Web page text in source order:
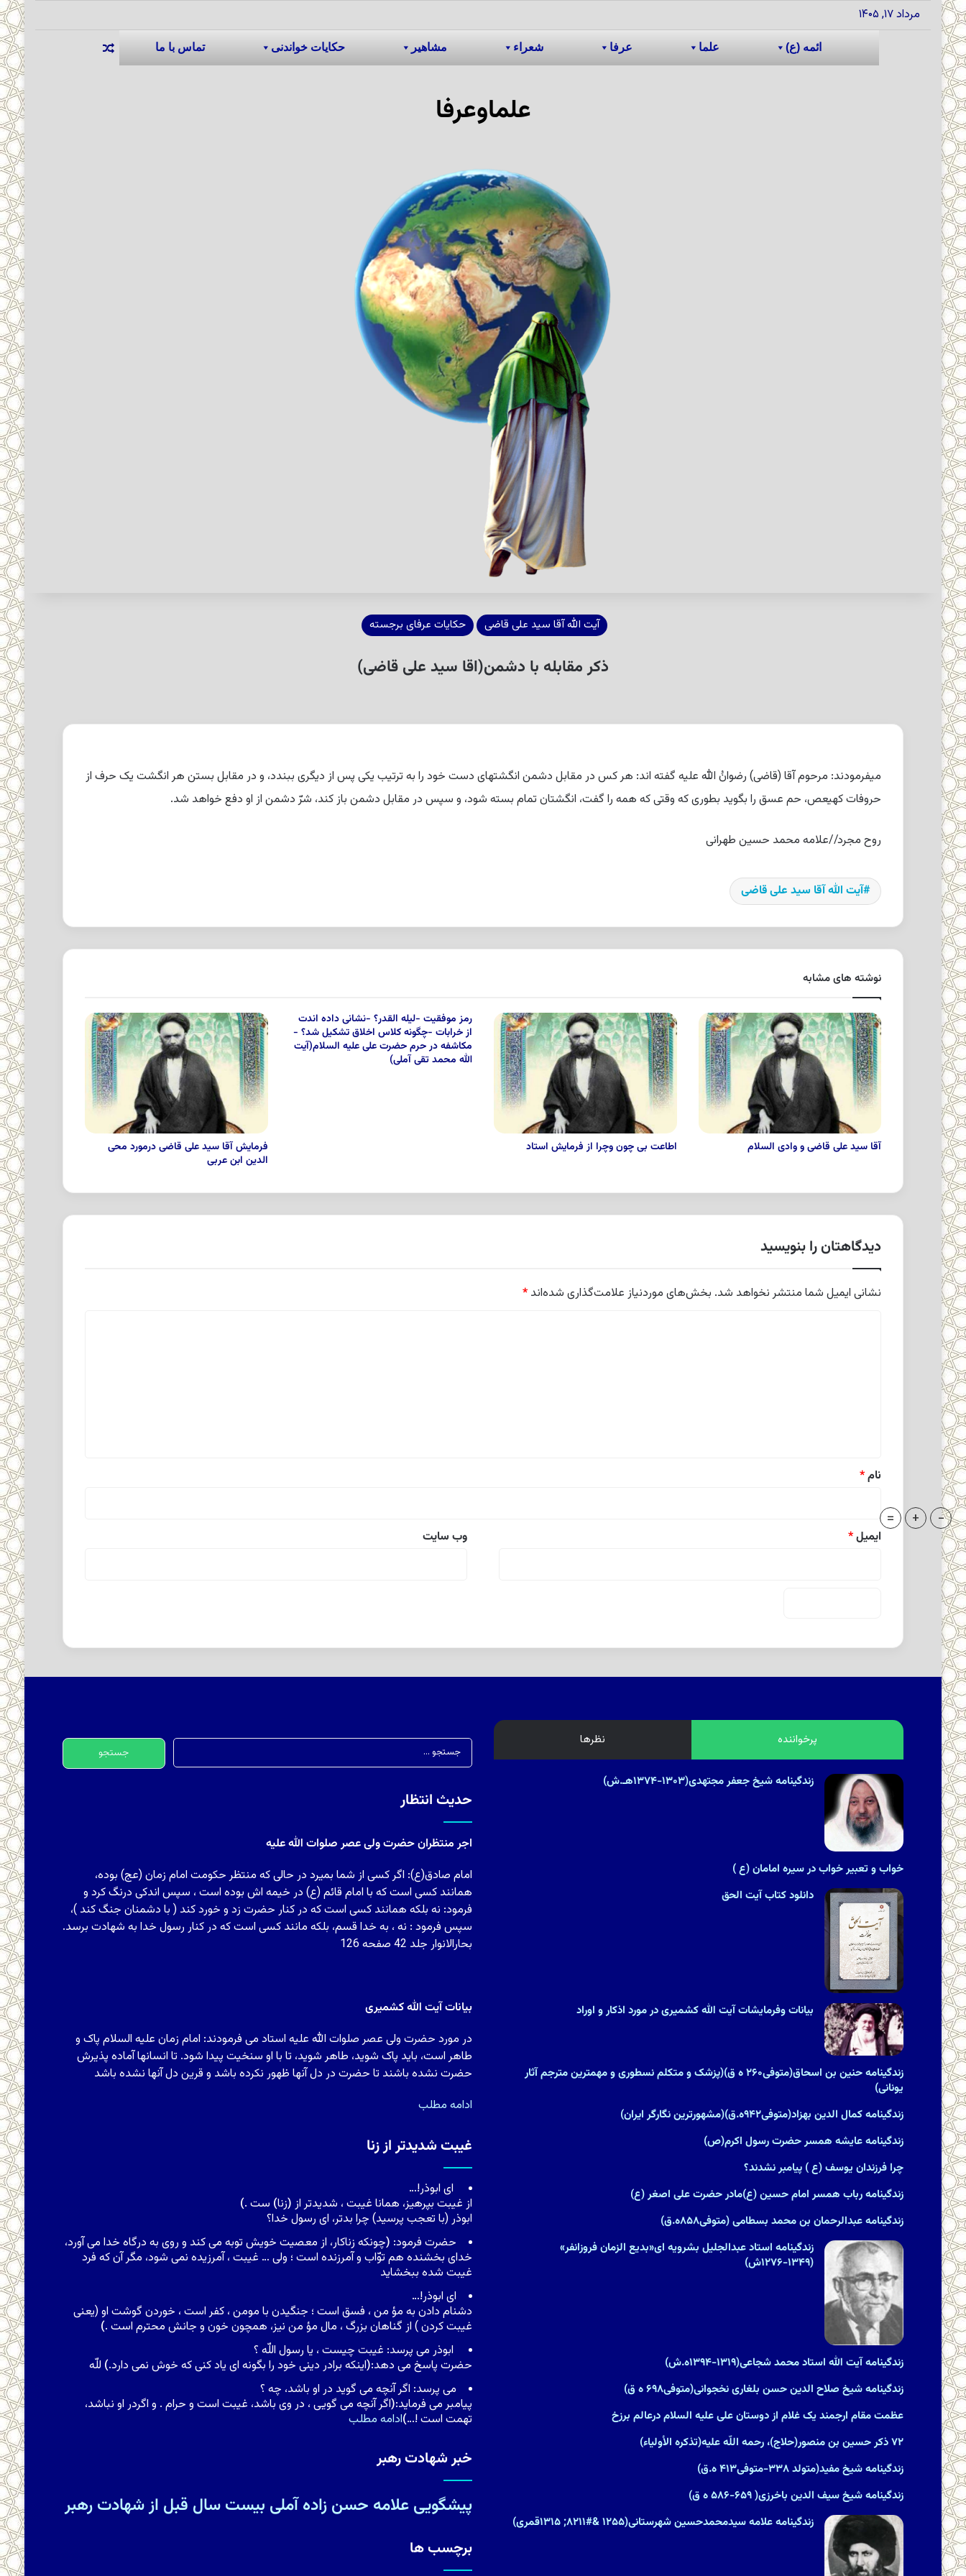
مرداد ۱۷, ۱۴۰۵
ائمه (ع) علما عرفا شعراء مشاهیر حکایات خواندنی تماس با ما نوشته تصادفی
علماوعرفا
آیت الله آقا سید علی قاضی حکایات عرفای برجسته
ذکر مقابله با دشمن(اقا سید علی قاضی)
میفرمودند: مرحوم آقا (قاضى) رضوانُ الله علیه گفته ‏اند: هر کس در مقابل دشمن انگشتهاى دست خود را به ترتیب یکى پس از دیگرى ببندد، و در مقابل بستن هر انگشت یک حرف از
حروفات‏کهیعص‏، حم‏ عسق‏را بگوید بطورى که وقتى ‏که همه را گفت، انگشتان تمام بسته شود، و سپس در مقابل دشمن باز کند، شرّ دشمن از او دفع خواهد شد.
روح مجرد//علامه محمد حسین طهرانی
آیت الله آقا سید علی قاضی
نوشته های مشابه
آقا سید علی قاضی و وادی السلام اطاعت بی چون وچرا از فرمایش استاد
رمز موفقیت -لیله القدر؟ -نشانى داده اندت
از خرابات -چگونه کلاس اخلاق تشکیل شد؟ -
مکاشفه در حرم حضرت على علیه السلام(آیت
الله محمد تقی آملی)
فرمایش آقا سید علی قاضی درمورد محی
الدین ابن عربی
دیدگاهتان را بنویسید
نشانی ایمیل شما منتشر نخواهد شد. بخش‌های موردنیاز علامت‌گذاری شده‌اند *
نام*
ایمیل* وب‌ سایت
پرخواننده نظرها
زندگینامه شیخ جعفر مجتهدی(۱۳۰۳-۱۳۷۴هـ.ش)
خواب و تعبیر خواب در سیره امامان (ع )
دانلود کتاب آیت الحق
بیانات وفرمایشات آیت الله کشمیری در مورد اذکار و اوراد
زندگینامه حنین بن اسحاق(متوفی۲۶۰ ه ق)(پزشک و متکلم نسطورى و مهمترین مترجم آثار
یونانى)
زندگینامه کمال الدین بهزاد(متوفی۹۴۲ه.ق)(مشهورترین نگارگر ایران)
زندگینامه عایشه همسر حضرت رسول اکرم(ص)
چرا فرزندان یوسف (ع ) پیامبر نشدند؟
زندگینامه رباب همسر امام حسین (ع)مادر حضرت علی اصغر (ع)
زندگینامه عبدالرحمان بن محمد بسطامی (متوفی۸۵۸ه.ق)
زندگینامه استاد عبدالجلیل بشرویه ای«بدیع الزمان فروزانفر»
(۱۳۴۹-۱۲۷۶ش)
زندگینامه آیت الله استاد محمد شجاعی(۱۳۱۹-۱۳۹۴ه.ش)
زندگینامه شیخ صلاح الدین حسن بلغاری نخجوانی(متوفی۶۹۸ ه ق)
عظمت مقام ارجمند یک غلام از دوستان على علیه السلام درعالم برزخ
۷۲ ذکر حسین بن منصور(حلاج)، رحمه اللّه علیه‏(تذکره الأولیاء)
زندگینامه شیخ مفید(متولد ۳۳۸-متوفى‏۴۱۳ ه.ق)
زندگینامه شیخ سیف الدین باخرزی( ۶۵۹-۵۸۶ ه ق)
زندگینامه علامه سیدمحمدحسین شهرستانی(۱۲۵۵ &#۸۲۱۱; ۱۳۱۵قمری)
جستجو
برای:
حدیث انتظار
اجر منتظران حضرت ولی عصر صلوات الله علیه
امام صادق(ع): اگر کسی از شما بمیرد در حالی که منتظر حکومت امام زمان (عج) بوده،
همانند کسی است که با امام قائم (ع) در خیمه اش بوده است ، سپس اندکی درنگ کرد و
فرمود: نه بلکه همانند کسی است که در کنار حضرت زد و خورد کند ( با دشمنان جنگ کند )،
سپس فرمود : نه ، به خدا قسم، بلکه مانند کسی است که در کنار رسول خدا به شهادت برسد.
بحارالانوار جلد 42 صفحه 126
بیانات آیت الله کشمیری
در مورد حضرت ولی عصر صلوات الله علیه استاد مى‏ فرمودند: امام زمان‏ علیه السلام پاک و
طاهر است، باید پاک شوید، طاهر شوید، تا با او سنخیت پیدا شود. تا انسان‏ها آماده پذیرش
حضرت نشده باشند تا حضرت در دل آن‏ها ظهور نکرده باشد و قرین دل آنها نشده باشد
ادامه مطلب
غیبت شدیدتر از زنا
اى ابوذر!…
از غیبت بپرهیز، همانا غیبت ، شدیدتر از (زنا) ست .)
ابوذر (با تعجب پرسید) چرا بدتر، اى رسول خدا؟
حضرت فرمود: (چونکه زناکار، از معصیت خویش توبه مى کند و روى به درگاه خدا مى آورد،
خداى بخشنده هم توّاب و آمرزنده است ؛ ولى … غیبت ، آمرزیده نمى شود، مگر آن که فرد
غیبت شده ببخشاید
اى ابوذر!…
دشنام دادن به مؤ من ، فسق است ؛ جنگیدن با مومن ، کفر است ، خوردن گوشت او (یعنى
غیبت کردن ) از گناهان بزرگ ، مال مؤ من نیز، همچون خون و جانش محترم است .)
ابوذر مى پرسد: غیبت چیست ، یا رسول اللّه ؟
حضرت پاسخ مى دهد:(اینکه برادر دینى خود را بگونه اى یاد کنى که خوش نمى دارد.) للّه
مى پرسد: اگر آنچه مى گوید در او باشد، چه ؟
پیامبر مى فرماید:(اگر آنچه مى گویى ، در وى باشد، غیبت است و حرام . و اگردر او نباشد،
تهمت است !…)ادامه مطلب
خبر شهادت رهبر
پیشگویی علامه حسن زاده آملی بیست سال قبل از شهادت رهبر
برچسب ها
-
+
=